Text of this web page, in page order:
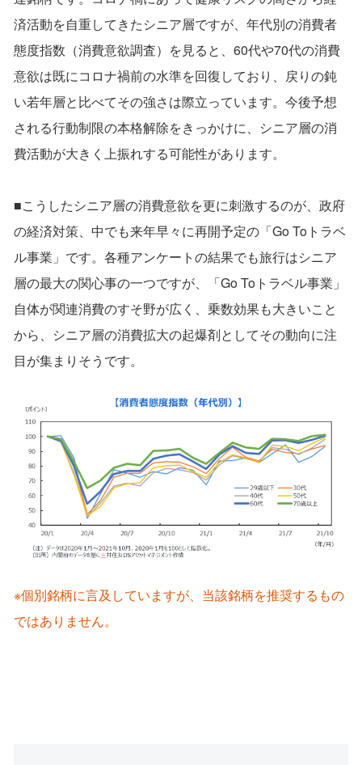
済活動を自重してきたシニア層ですが、年代別の消費者
態度指数（消費意欲調査）を見ると、60代や70代の消費
意欲は既にコロナ禍前の水準を回復しており、戻りの鈍
い若年層と比べてその強さは際立っています。今後予想
される行動制限の本格解除をきっかけに、シニア層の消
費活動が大きく上振れする可能性があります。
■こうしたシニア層の消費意欲を更に刺激するのが、政府
の経済対策、中でも来年早々に再開予定の「Go Toトラベ
ル事業」です。各種アンケートの結果でも旅行はシニア
層の最大の関心事の一つですが、「Go Toトラベル事業」
自体が関連消費のすそ野が広く、乗数効果も大きいこと
から、シニア層の消費拡大の起爆剤としてその動向に注
目が集まりそうです。
※個別銘柄に言及していますが、当該銘柄を推奨するもの
ではありません。